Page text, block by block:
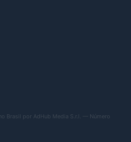
Brasil por AdHub Media S.r.l. — Número